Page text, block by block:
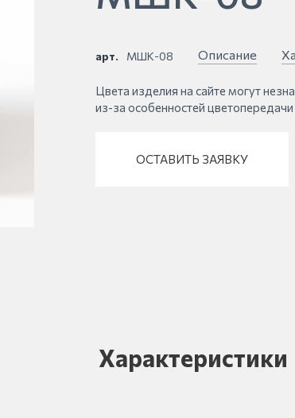
арт. МШК-08 Описание
Цвета изделия на сайте могут
из-за особенностей
ОСТАВИТЬ ЗАЯВКУ
Характеристики